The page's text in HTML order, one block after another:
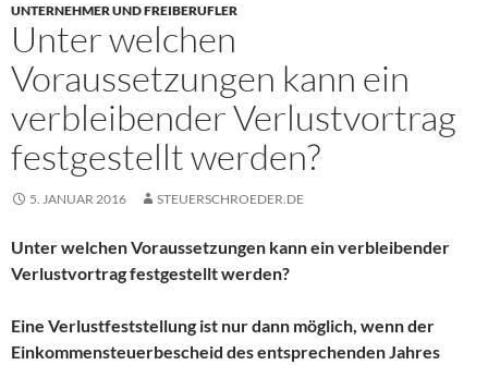
UNTERNEHMER UND FREIBERUFLER
Unter welchen
Voraussetzungen kann ein
verbleibender Verlustvortrag
festgestellt werden?
5. JANUAR 2016 STEUERSCHROEDER.DE
Unter welchen Voraussetzungen kann ein verbleibender
Verlustvortrag festgestellt werden?
Eine Verlustfeststellung ist nur dann möglich, wenn der
Einkommensteuerbescheid des entsprechenden Jahres